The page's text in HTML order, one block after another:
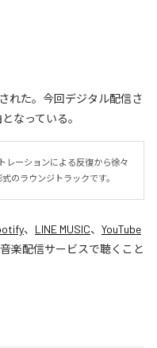
された。今回デジタル配信さ
なっている。
レーションによる反復から徐々
のラウンジトラックです。
、 LINE MUSIC、 YouTube
楽配信サービスで聴くこと